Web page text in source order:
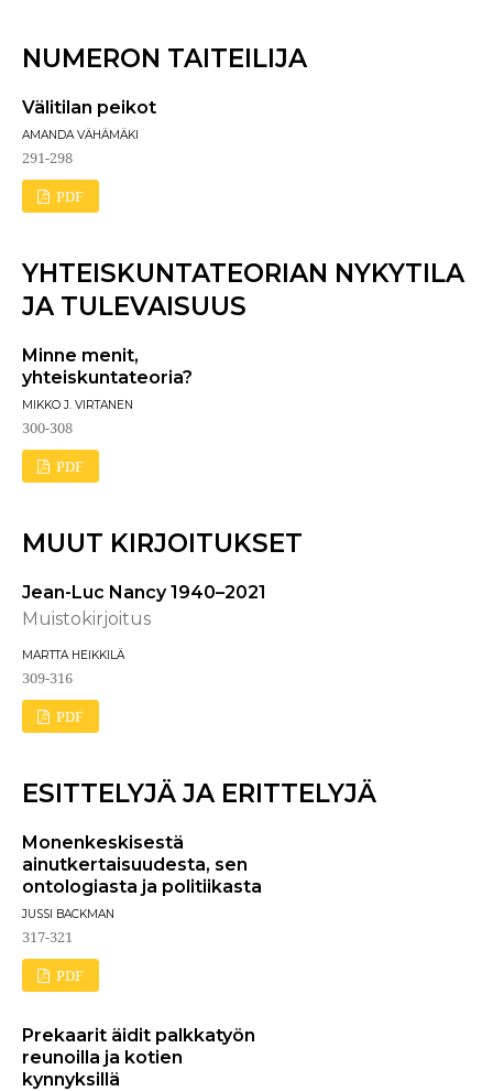
NUMERON TAITEILIJA
Välitilan peikot
AMANDA VÄHÄMÄKI
291-298
PDF
YHTEISKUNTATEORIAN NYKYTILA
JA TULEVAISUUS
Minne menit,
yhteiskuntateoria?
MIKKO J. VIRTANEN
300-308
PDF
MUUT KIRJOITUKSET
Jean-Luc Nancy 1940–2021
Muistokirjoitus
MARTTA HEIKKILÄ
309-316
PDF
ESITTELYJÄ JA ERITTELYJÄ
Monenkeskisestä
ainutkertaisuudesta, sen
ontologiasta ja politiikasta
JUSSI BACKMAN
317-321
PDF
Prekaarit äidit palkkatyön
reunoilla ja kotien
kynnyksillä